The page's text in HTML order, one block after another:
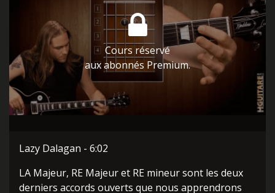
Cours réservé
aux abonnés Premium.
Lazy Dalagan - 6:02
LA Majeur, RE Majeur et RE mineur sont les deux
derniers accords ouverts que nous apprendrons